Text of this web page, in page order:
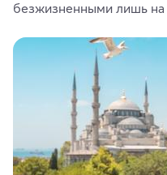
безжизненными лишь
животные и маршруты,
ярких впечатлений от